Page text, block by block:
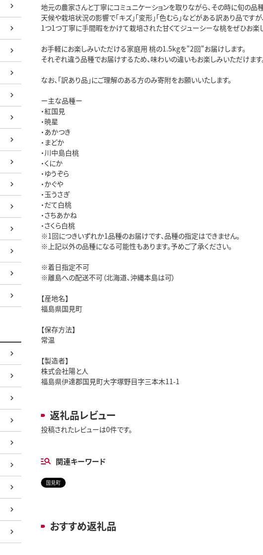
地元の農家さんと丁寧にコミュニケーションを取りながら、その時に旬の品
天候や栽培状況の影響で「キズ」「変形」「色むら」などがある訳あり品で
1つ1つ丁寧に手間暇をかけて栽培された甘くてジューシーな桃をぜひお楽し
お手軽にお楽しみいただける家庭用 桃の1.5kgを"2回"お届けします。
それぞれ違う品種でお届けするため、味わいの違いもお楽しみいただけます
なお、「訳あり品」にご理解のある方のみ寄附をお願いいたします。
ー主な品種ー
・紅国見
・暁星
・あかつき
・まどか
・川中島白桃
・くにか
・ゆうぞら
・かぐや
・玉うさぎ
・だて白桃
・さちあかね
・さくら白桃
※1回につきいずれか1品種のお届けです、品種の指定はできません。
※上記以外の品種になる可能性もあります。予めご了承ください。
※着日指定不可
※離島への配送不可（北海道、沖縄本島は可）
【産地名】
福島県国見町
【保存方法】
常温
【製造者】
株式会社陽と人
福島県伊達郡国見町大字塚野目字三本木11-1
返礼品レビュー
投稿されたレビューは0件です。
関連キーワード
国見町
おすすめ返礼品